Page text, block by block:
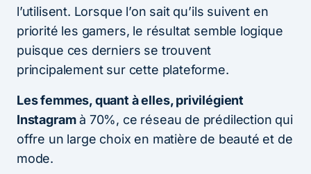
l’utilisent. Lorsque l’on sait qu’ils suivent en
priorité les gamers, le résultat semble logique
puisque ces derniers se trouvent
principalement sur cette plateforme.
Les femmes, quant à elles, privilégient
Instagramà 70%, ce réseau de prédilection qui
offre un large choix en matière de beauté et de
mode.